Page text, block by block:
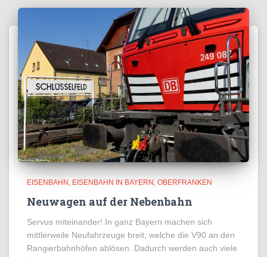
EISENBAHN EISENBAHN IN BAYERN OBERFRANKEN
Neuwagen auf der Nebenbahn
Servus miteinander! In ganz Bayern machen sich
mittlerweile Neufahrzeuge breit, welche die V90 an den
Rangierbahnhöfen ablösen. Dadurch werden auch viele